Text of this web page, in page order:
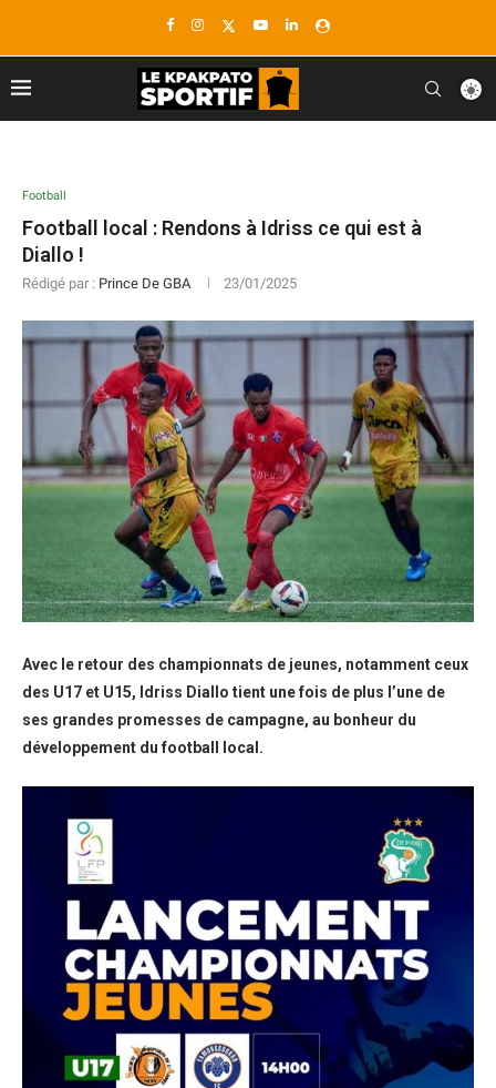
Football
Football local : Rendons à Idriss ce qui est à
Diallo !
Rédigé par : Prince De GBA 23/01/2025
Avec le retour des championnats de jeunes, notamment ceux
des U17 et U15, Idriss Diallo tient une fois de plus l’une de
ses grandes promesses de campagne, au bonheur du
développement du football local.